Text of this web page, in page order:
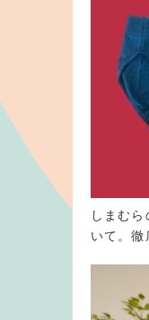
しまむ
いて。徹